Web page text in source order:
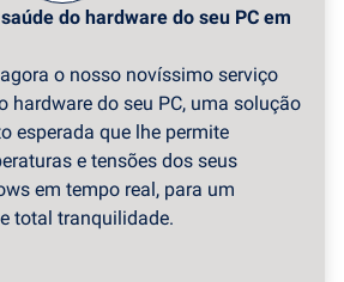
do hardware do seu PC em
o nosso novíssimo serviço
hardware do seu PC, uma solução
esperada que lhe permite
e tensões dos seus
em tempo real, para um
total tranquilidade.